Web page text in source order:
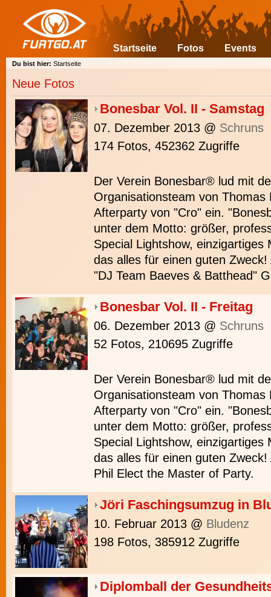
Startseite Fotos Events
Du bist hier: Startseite
Neue Fotos
Bonesbar Vol. II - Samstag
07. Dezember 2013 @ Schruns
174 Fotos, 452362 Zugriffe
Der Verein Bonesbar® lud mit
Organisationsteam von Thomas
Afterparty von "Cro" ein.
unter dem Motto: größer,
Special Lightshow, einzigartiges
das alles für einen guten
"DJ Team Baeves & Batthead"
Bonesbar Vol. II - Freitag
06. Dezember 2013 @ Schruns
52 Fotos, 210695 Zugriffe
Der Verein Bonesbar® lud mit
Organisationsteam von Thomas
Afterparty von "Cro" ein.
unter dem Motto: größer,
Special Lightshow, einzigartiges
das alles für einen guten
Phil Elect the Master of Party.
Jöri Faschingsumzug in
10. Februar 2013 @ Bludenz
198 Fotos, 385912 Zugriffe
Diplomball der